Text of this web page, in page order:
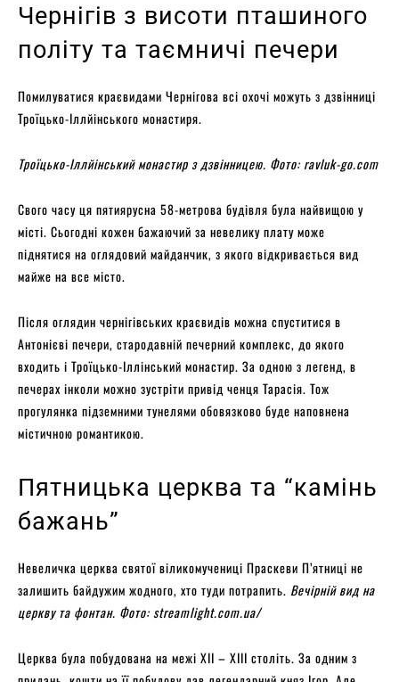
Чернігів з висоти пташиного
політу та таємничі печери
Помилуватися краєвидами Чернігова всі охочі можуть з дзвінниці
Троїцько-Іллйінського монастиря.
Троїцько-Іллйінський монастир з дзвінницею. Фото: ravluk-go.com
Свого часу ця пятиярусна 58-метрова будівля була найвищою у
місті. Сьогодні кожен бажаючий за невелику плату може
піднятися на оглядовий майданчик, з якого відкривається вид
майже на все місто.
Після оглядин чернігівських краєвидів можна спуститися в
Антонієві печери, стародавній печерний комплекс, до якого
входить і Троїцько-Іллінський монастир. За одною з легенд, в
печерах інколи можно зустріти привід ченця Тарасія. Тож
прогулянка підземними тунелями обовязково буде наповнена
містичною романтикою.
Пятницька церква та “камінь
бажань”
Невеличка церква святої віликомучениці Праскеви П’ятниці не
залишить байдужим жодного, хто туди потрапить. Вечірній вид на
церкву та фонтан. Фото: streamlight.com.ua/
Церква була побудована на межі XII – XIII століть. За одним з